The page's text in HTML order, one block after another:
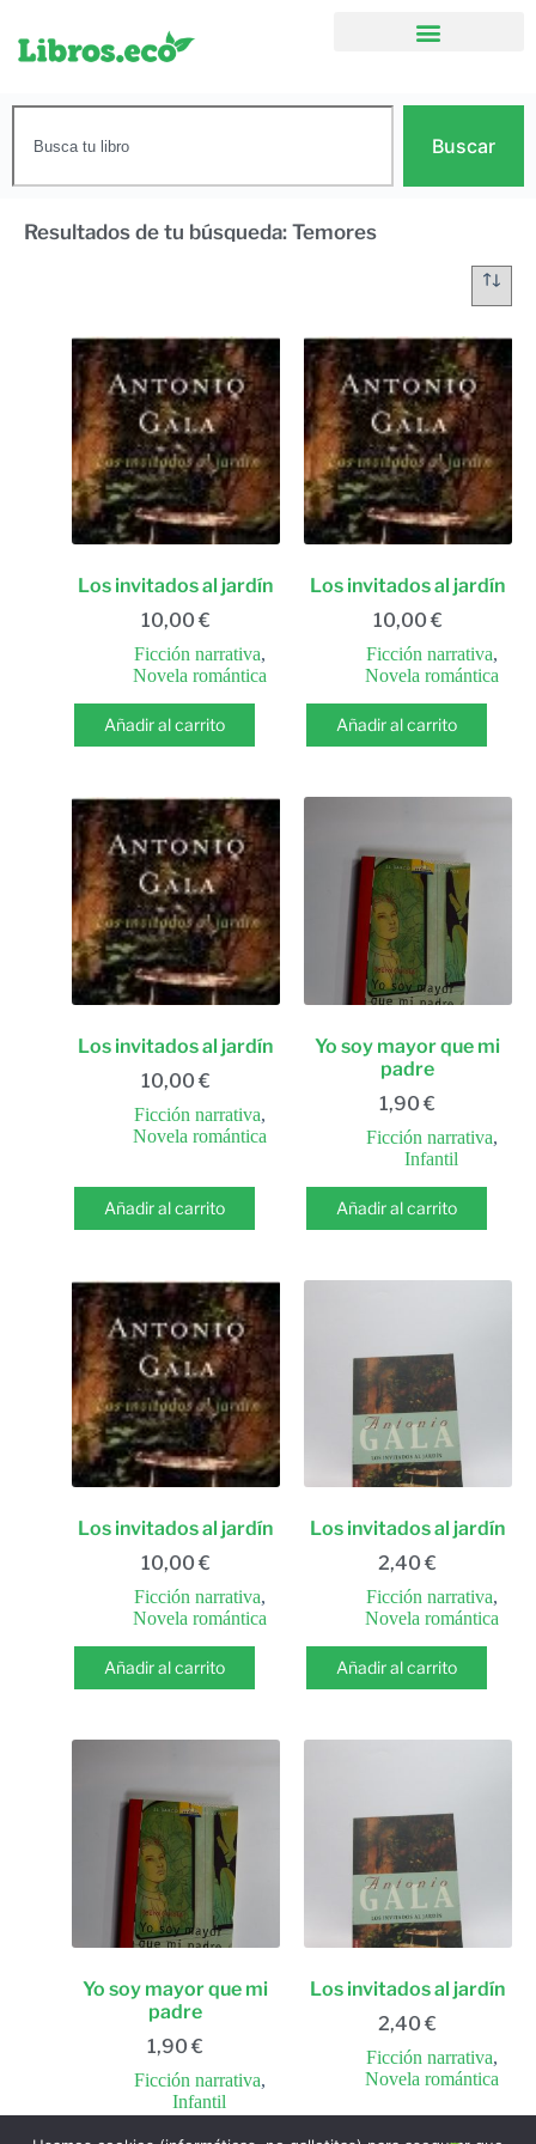
Buscar
Resultados de tu búsqueda: Temores
Los invitados al jardín
10,00 €
Ficción narrativa,
Novela romántica
Añadir al carrito
Los invitados al jardín
10,00 €
Ficción narrativa,
Novela romántica
Añadir al carrito
Los invitados al jardín
10,00 €
Ficción narrativa,
Novela romántica
Añadir al carrito
Yo soy mayor que mi
padre
1,90€
Ficción narrativa,
Infantil
Añadir al carrito
Los invitados al jardín
10,00 €
Ficción narrativa,
Novela romántica
Añadir al carrito
Los invitados al jardín
2,40€
Ficción narrativa,
Novela romántica
Añadir al carrito
Yo soy mayor que mi
padre
1,90€
Ficción narrativa,
Infantil
Los invitados al jardín
2,40€
Ficción narrativa,
Novela romántica